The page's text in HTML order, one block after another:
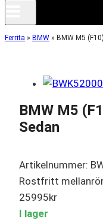
Ferrita » BMW » BMW M5
BMW M5
Sedan
Artikelnummer:
Rostfritt
25995kr
I lager